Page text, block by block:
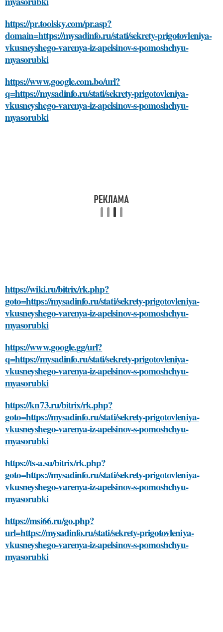
https://pr.toolsky.com/pr.asp?
domain=https://mysadinfo.ru/stati/sekrety-prigotovleniya-
vkusneyshego-varenya-iz-apelsinov-s-pomoshchyu-
myasorubki
https://www.google.com.bo/url?
q=https://mysadinfo.ru/stati/sekrety-prigotovleniya-
vkusneyshego-varenya-iz-apelsinov-s-pomoshchyu-
myasorubki
https://wiki.ru/bitrix/rk.php?
goto=https://mysadinfo.ru/stati/sekrety-prigotovleniya-
vkusneyshego-varenya-iz-apelsinov-s-pomoshchyu-
myasorubki
https://www.google.gg/url?
q=https://mysadinfo.ru/stati/sekrety-prigotovleniya-
vkusneyshego-varenya-iz-apelsinov-s-pomoshchyu-
myasorubki
https://kn73.ru/bitrix/rk.php?
goto=https://mysadinfo.ru/stati/sekrety-prigotovleniya-
vkusneyshego-varenya-iz-apelsinov-s-pomoshchyu-
myasorubki
https://ts-a.su/bitrix/rk.php?
goto=https://mysadinfo.ru/stati/sekrety-prigotovleniya-
vkusneyshego-varenya-iz-apelsinov-s-pomoshchyu-
myasorubki
https://msi66.ru/go.php?
url=https://mysadinfo.ru/stati/sekrety-prigotovleniya-
vkusneyshego-varenya-iz-apelsinov-s-pomoshchyu-
myasorubki